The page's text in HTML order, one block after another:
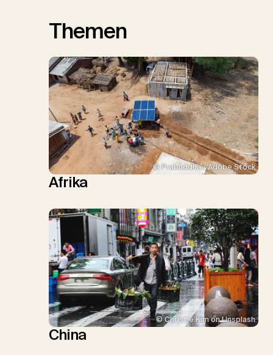
Themen
© Prabuddha / Adobe Stock
Afrika
© Christie Kim on Unsplash
China